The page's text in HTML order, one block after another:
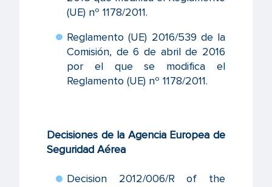
(UE) nº 1178/2011.
Reglamento (UE) 2016/539 de la
Comisión, de 6 de abril de 2016
por el que se modifica el
Reglamento (UE) nº 1178/2011.
Decisiones de la Agencia Europea de
Seguridad Aérea
Decision 2012/006/R of the